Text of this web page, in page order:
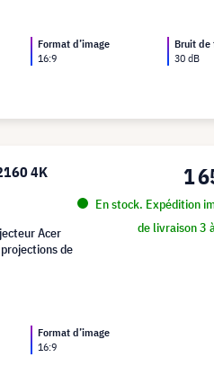
Format d’image
16:9
Bruit de
30 dB
4K
1
En stock. Expédition
de livraison 3
Acer
de
Format d’image
16:9